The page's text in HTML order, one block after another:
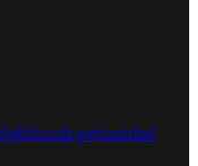
Política de privacidad